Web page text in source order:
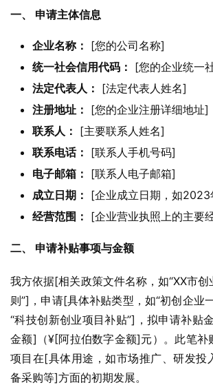
一、 申请主体信息
企业名称： [您的公司名称]
统一社会信用代码： [您的企业统一
法定代表人： [法定代表人姓名]
注册地址： [您的企业注册详细地址]
联系人： [主要联系人姓名]
联系电话： [联系人手机号码]
电子邮箱： [联系人电子邮箱]
成立日期： [企业成立日期，如2023
经营范围： [企业营业执照上的主要
二、 申请补贴事项与金额
我方依据[相关政策文件名称，如“XX市
则”]，申请[具体补贴类型，如“初创企业
“科技创新创业项目补贴”]，拟申请补贴
金额]（¥[阿拉伯数字金额]元）。此笔补
项目在[具体用途，如市场推广、研发投
备采购等]方面的初期发展。